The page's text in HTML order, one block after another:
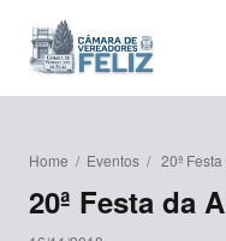
Home / Eventos / 20ª
20ª Festa da